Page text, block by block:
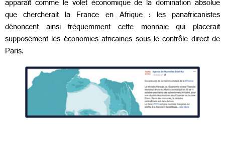
apparaît comme le volet économique de la domination absolue
que chercherait la France en Afrique : les panafricanistes
dénoncent ainsi fréquemment cette monnaie qui placerait
supposément les économies africaines sous le contrôle direct de
Paris.